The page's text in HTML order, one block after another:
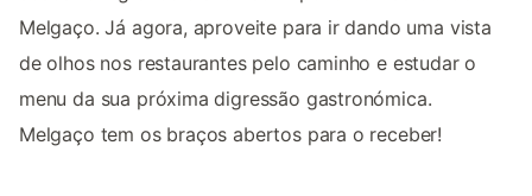
Melgaço. Já agora, aproveite para ir dando uma vista
de olhos nos restaurantes pelo caminho e estudar o
menu da sua próxima digressão gastronómica.
Melgaço tem os braços abertos para o receber!